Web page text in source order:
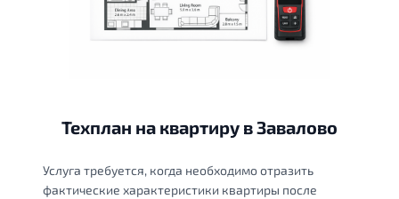
Техплан на квартиру в Завалово
Услуга требуется, когда необходимо отразить
фактические характеристики квартиры после